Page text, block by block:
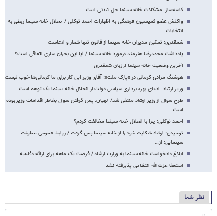
کاسه‌ساز: مشکلات خانه سینما حل شدنی است
واکنش عضو کمیسیون فرهنگی به اظهارات احمد توکلی / انحلال خانه سینما ربطی به
انتخابات…
شمقدری: تمکین مدیران خانه سینما از قانون تنها شعار و ادعاست
یادداشت محمدرضا هنرمند درمورد خانه سینما / آیا این بحران سازی اتفاقی است؟
آخرین وضعیت خانه سینما از زبان شمقدری
هوشنگ مرادی کرمانی در «پارک ملت»: آقای وزیر این کار برای ما کرمانی‌ها خوب نیست
وزیر ارشاد: ادعای بهره برداری سیاسی دولت از انحلال خانه سینما یک توهم است
طرح سوال از وزیر ارشاد منتفی شد/ الهیان: پس گرفتن سوال بخاطر اقدامات وزیر بوده
است
احمد توکلی: چرا با انحلال خانه سینما مخالفت کردم؟
توحیدی: ارشاد شکایت خود را از خانه سینما پس گرفت / روابط عمومی معاونت
سینمایی: از…
ابلاغ دادخواست خانه سینما به وزارت ارشاد / فرصت یک ماهه برای ارائه دفاعیه
استعفا عزت‌الله انتظامی پذیرفته نشد
نظر شما